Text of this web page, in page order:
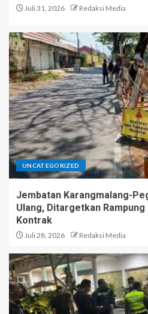
Juli 31, 2026 Redaksi Media
UNCATEGORIZED
Jembatan Karangmalang-
Ulang, Ditargetkan
Kontrak
Juli 28, 2026 Redaksi Media